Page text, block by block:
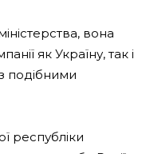
вона
як Україну, так і
подібними
республіки